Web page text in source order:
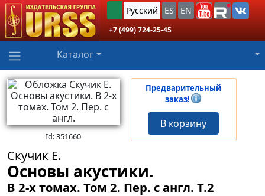
Русский ES EN
+7 (499) 724-25-45
Каталог
Id: 351660
Предварительный
заказ!
В корзину
Скучик Е.
Основы акустики.
В 2-х томах. Том 2. Пер. с англ. Т.2